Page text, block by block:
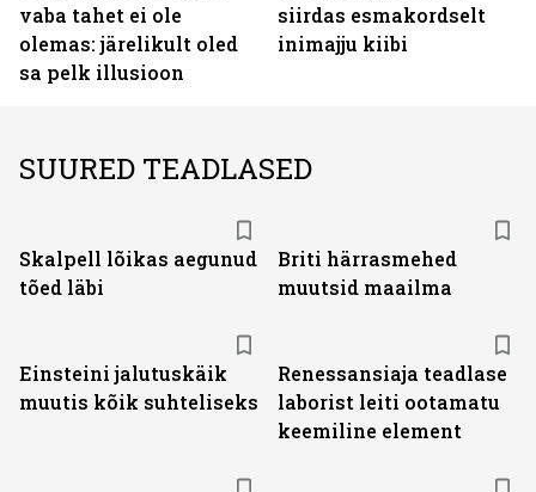
vaba tahet ei ole
olemas: järelikult oled
sa pelk illusioon
siirdas esmakordselt
inimajju kiibi
SUURED TEADLASED
Skalpell lõikas aegunud
tõed läbi
Briti härrasmehed
muutsid maailma
Einsteini jalutuskäik
muutis kõik suhteliseks
Renessansiaja teadlase
laborist leiti ootamatu
keemiline element